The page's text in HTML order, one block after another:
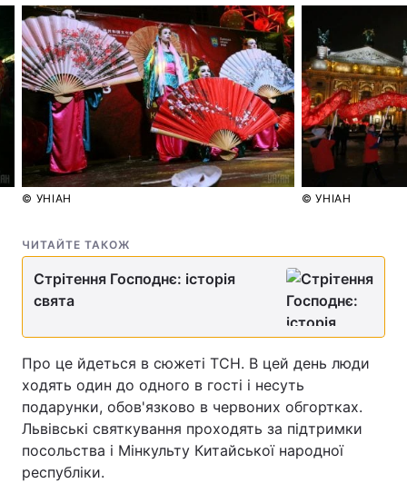
© УНІАН © УНІАН
ЧИТАЙТЕ ТАКОЖ
Стрітення Господнє: історія
свята
Про це йдеться в сюжеті ТСН. В цей день люди
ходять один до одного в гості і несуть
подарунки, обов'язково в червоних обгортках.
Львівські святкування проходять за підтримки
посольства і Мінкульту Китайської народної
республіки.